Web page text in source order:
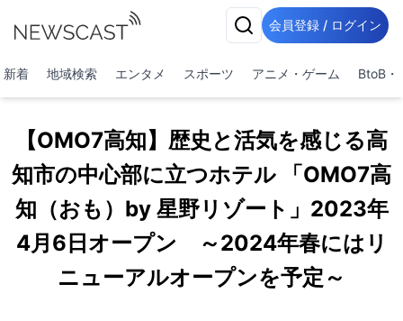
会員登録 / ログイン
新着 地域検索 エンタメ スポーツ アニメ・ゲーム BtoB・
【OMO7高知】歴史と活気を感じる高
知市の中心部に立つホテル 「OMO7高
知（おも）by 星野リゾート」2023年
4月6日オープン ～2024年春にはリ
ニューアルオープンを予定～